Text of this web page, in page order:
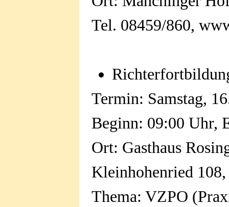
Tel. 08459/860,
R
Termin: Samstag,
Beginn: 09:00 Uhr,
Ort: Gasthaus
Kleinhohenried
Thema: VZPO